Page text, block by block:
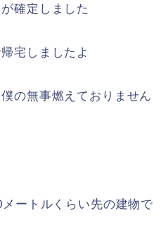
確定しました
宅しましたよ
の無事燃えておりません
ートルくらい先の建物で